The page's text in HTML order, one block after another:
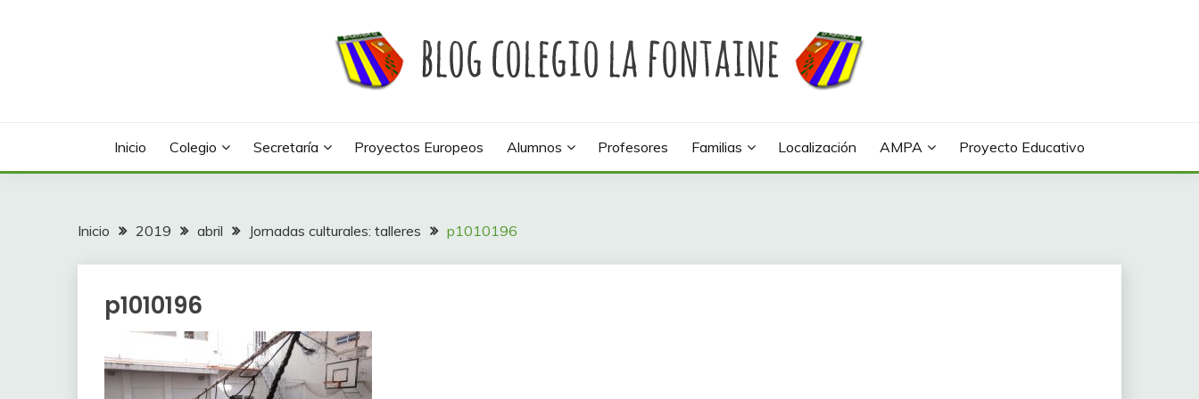
Inicio Colegio Secretaría Proyectos Europeos Alumnos Profesores Familias Localización AMPA Proyecto Educativo
Inicio 2019 abril Jornadas culturales: talleres p1010196
p1010196